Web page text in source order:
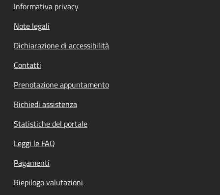
Informativa privacy
Note legali
Dichiarazione di accessibilità
Contatti
Prenotazione appuntamento
Richiedi assistenza
Statistiche del portale
Leggi le FAQ
Pagamenti
Riepilogo valutazioni